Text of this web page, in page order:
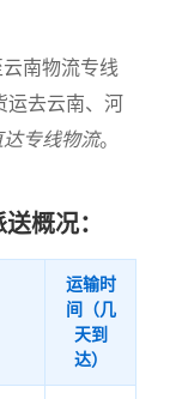
南物流专线
运去云南、河
专线物流。
概况：
运输时
间（几
天到
达）